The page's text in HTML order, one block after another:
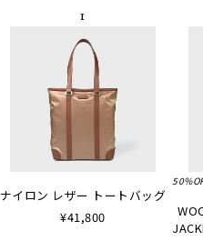
ナイロン レザー トートバッグ
¥41,800